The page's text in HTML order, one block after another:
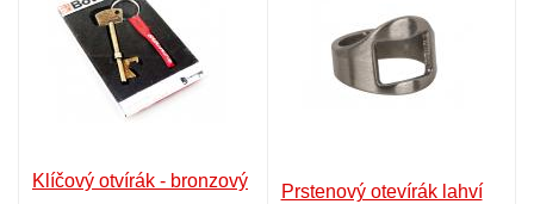
Klíčový otvírák - bronzový
Prstenový otevírák lahví